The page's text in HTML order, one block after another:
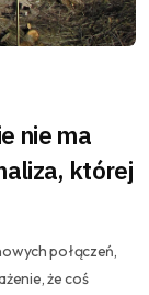
nie ma
której
połączeń,
że coś